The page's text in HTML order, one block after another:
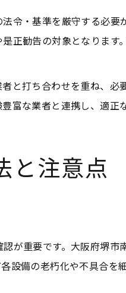
令・基準を厳守する必
勧告の対象となります
と打ち合わせを重ね、
富な業者と連携し、適正
と注意点
が重要です。大阪府堺
設備の老朽化や不具合を